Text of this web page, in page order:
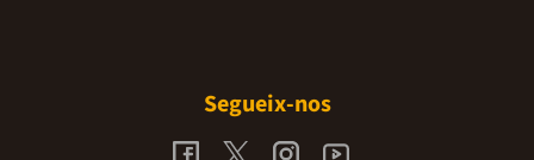
Segueix-nos